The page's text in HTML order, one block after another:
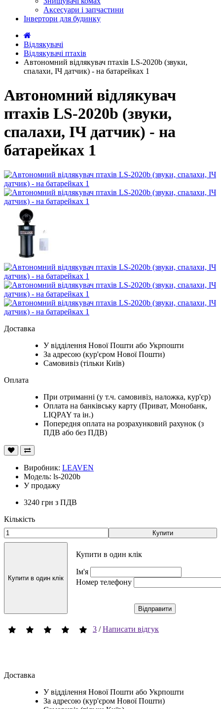
Аксесуари і запчастини
Інвертори для будинку
Відлякувачі
Відлякувачі птахів
Автономний відлякувач птахів LS-2020b (звуки,
спалахи, ІЧ датчик) - на батарейках 1
Автономний відлякувач
птахів LS-2020b (звуки,
спалахи, ІЧ датчик) - на
батарейках 1
Доставка
У відділення Нової Пошти або Укрпошти
За адресою (кур'єром Нової Пошти)
Самовивіз (тільки Київ)
Оплата
При отриманні (у т.ч. самовивіз, наложка, кур'єр)
Оплата на банківську карту (Приват, Монобанк,
LIQPAY та ін.)
Попередня оплата на розрахунковий рахунок (з
ПДВ або без ПДВ)
Виробник: LEAVEN
Модель: ls-2020b
У продажу
3240 грн з ПДВ
Кількість
Купити
Купити в один клік
Купити в один клік
Ім'я
Номер телефону
Відправити
3 /Написати відгук
Доставка
У відділення Нової Пошти або Укрпошти
За адресою (кур'єром Нової Пошти)